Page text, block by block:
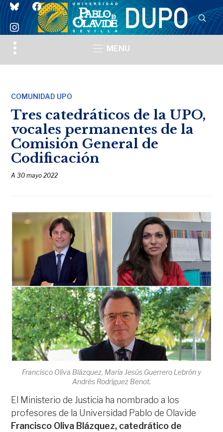
blueskyfacebook
instagram
Toggle
sidebar
MENU
COMUNIDAD UPO
Tres catedráticos de la UPO,
vocales permanentes de la
Comisión General de
Codificación
A30 mayo 2022
Francisco Oliva Blázquez, María Jesús Guerrero Lebrón y
Andrés Rodríguez Benot.
El Ministerio de Justicia ha nombrado a los
profesores de la Universidad Pablo de Olavide
Francisco Oliva Blázquez, catedrático de